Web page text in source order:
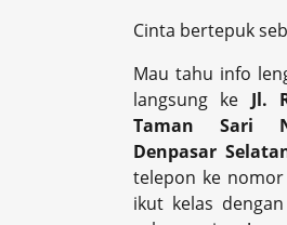
Cinta bertepuk
Mau tahu info
langsung ke Jl.
Taman Sari
Denpasar
telepon ke nomor
ikut kelas